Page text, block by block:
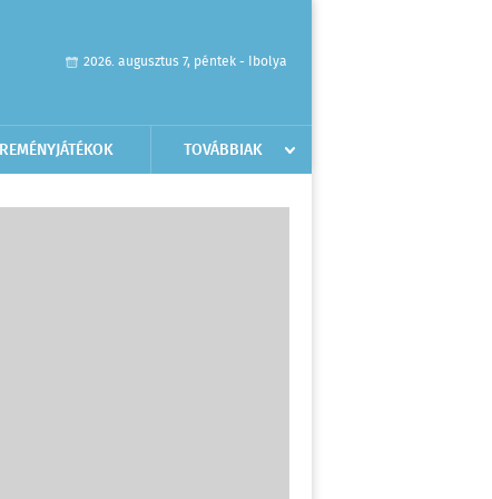
2026. augusztus 7, péntek - Ibolya
TOVÁBBIAK